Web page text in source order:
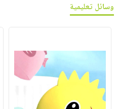
وسائل تعليمية